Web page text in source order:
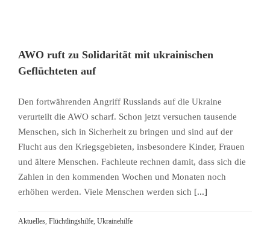
AWO ruft zu Solidarität mit ukrainischen
Geflüchteten auf
Den fortwährenden Angriff Russlands auf die Ukraine
verurteilt die AWO scharf. Schon jetzt versuchen tausende
Menschen, sich in Sicherheit zu bringen und sind auf der
Flucht aus den Kriegsgebieten, insbesondere Kinder, Frauen
und ältere Menschen. Fachleute rechnen damit, dass sich die
Zahlen in den kommenden Wochen und Monaten noch
erhöhen werden. Viele Menschen werden sich [...]
Aktuelles, Flüchtlingshilfe, Ukrainehilfe